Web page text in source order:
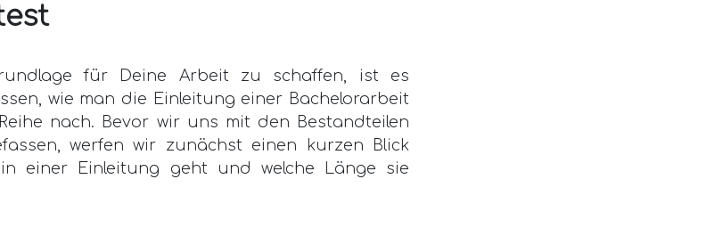
für Deine Arbeit zu schaffen, ist es
wie man die Einleitung einer Bachelorarbeit
nach. Bevor wir uns mit den Bestandteilen
werfen wir zunächst einen kurzen Blick
einer Einleitung geht und welche Länge sie